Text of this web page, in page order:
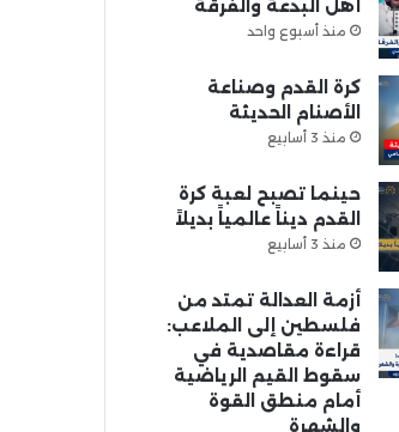
أهل البدعة والفرقة
منذ أسبوع واحد
كرة القدم وصناعة
الأصنام الحديثة
منذ 3 أسابيع
حينما تصبح لعبة كرة
القدم ديناً عالمياً بديلاً
منذ 3 أسابيع
أزمة العدالة تمتد من
فلسطين إلى الملاعب:
قراءة مقاصدية في
سقوط القيم الرياضية
أمام منطق القوة
والشهرة